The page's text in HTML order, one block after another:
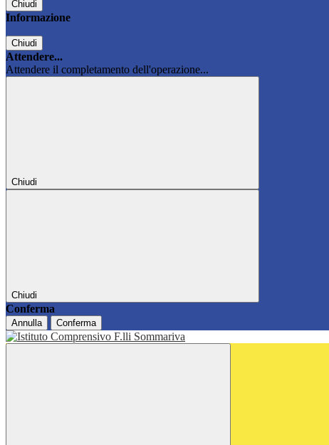
Chiudi
Informazione
Chiudi
Attendere...
Attendere il completamento dell'operazione...
Chiudi
Chiudi
Conferma
Annulla Conferma